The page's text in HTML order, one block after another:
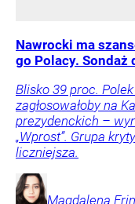
Nawrocki ma
go Polacy. Sondaż
Blisko 39 proc.
zagłosowałoby na
prezydenckich –
„Wprost”. Grupa
liczniejsza.
Magdalena